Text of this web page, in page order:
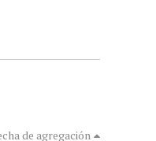
de agregación